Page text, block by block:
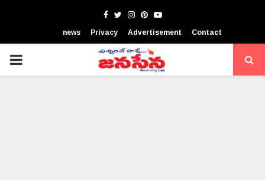
Facebook
TwitterInstagram
Pinterest
Youtube
news Privacy Advertisement Contact
PRIMARY